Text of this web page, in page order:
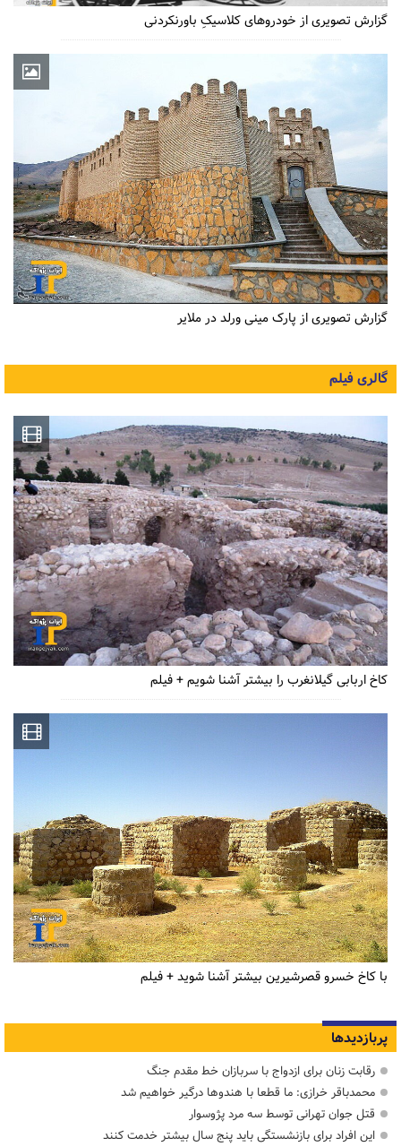
گزارش تصویری از خودروهای کلاسیکِ باورنکردنی
گزارش تصویری از پارک مینی ورلد در ملایر
گالری فیلم
کاخ اربابی گیلانغرب را بیشتر آشنا شویم + فیلم
با کاخ خسرو قصرشیرین بیشتر آشنا شوید + فیلم
پربازدیدها
رقابت زنان برای ازدواج با سربازان خط مقدم جنگ
محمدباقر خرازی: ما قطعا با هندوها درگیر خواهیم شد
قتل جوان تهرانی توسط سه مرد پژوسوار
این افراد برای بازنشستگی باید پنج سال بیشتر خدمت کنند